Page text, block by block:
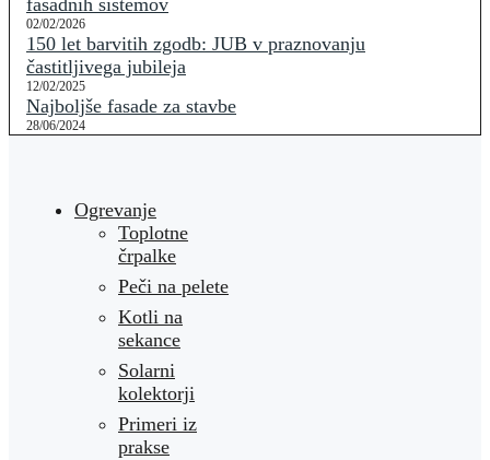
fasadnih sistemov
02/02/2026
150 let barvitih zgodb: JUB v praznovanju
častitljivega jubileja
12/02/2025
Najboljše fasade za stavbe
28/06/2024
Ogrevanje
Toplotne
črpalke
Peči na pelete
Kotli na
sekance
Solarni
kolektorji
Primeri iz
prakse